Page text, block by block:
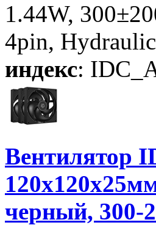
1.44W,
4pin,
индекс:
Вентилятор
черный, 300-